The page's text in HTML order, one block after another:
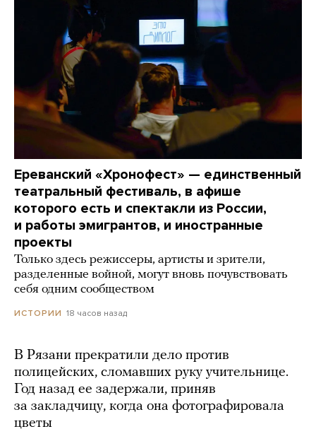
Ереванский «Хронофест» — единственный
театральный фестиваль, в афише
которого есть и спектакли из России,
и работы эмигрантов, и иностранные
проекты
Только здесь режиссеры, артисты и зрители,
разделенные войной, могут вновь почувствовать
себя одним сообществом
ИСТОРИИ 18 часов назад
В Рязани прекратили дело против
полицейских, сломавших руку учительнице.
Год назад ее задержали, приняв
за закладчицу, когда она фотографировала
цветы